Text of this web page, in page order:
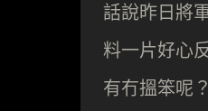
話說昨日將
料一片好心
有冇搵笨呢？